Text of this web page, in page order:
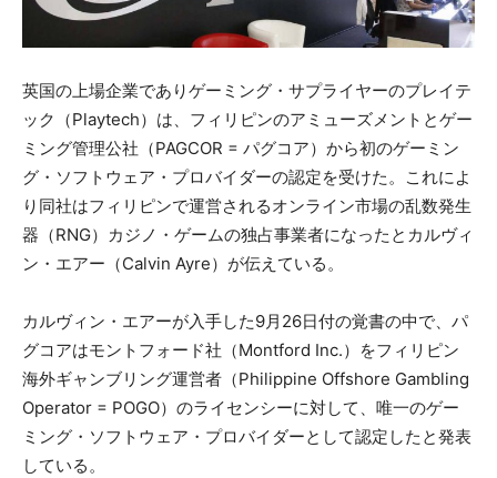
英国の上場企業でありゲーミング・サプライヤーのプレイテ
ック（Playtech）は、フィリピンのアミューズメントとゲー
ミング管理公社（PAGCOR = パグコア）から初のゲーミン
グ・ソフトウェア・プロバイダーの認定を受けた。これによ
り同社はフィリピンで運営されるオンライン市場の乱数発生
器（RNG）カジノ・ゲームの独占事業者になったとカルヴィ
ン・エアー（Calvin Ayre）が伝えている。
カルヴィン・エアーが入手した9月26日付の覚書の中で、パ
グコアはモントフォード社（Montford Inc.）をフィリピン
海外ギャンブリング運営者（Philippine Offshore Gambling
Operator = POGO）のライセンシーに対して、唯一のゲー
ミング・ソフトウェア・プロバイダーとして認定したと発表
している。